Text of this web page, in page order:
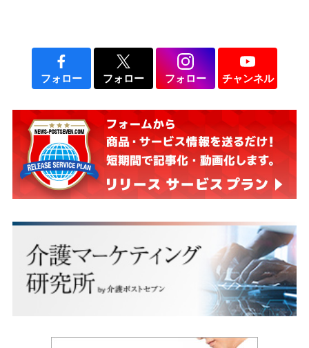
フォロー フォロー フォロー チャンネル